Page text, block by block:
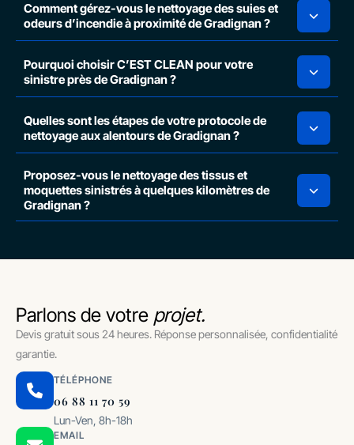
Comment gérez-vous le nettoyage des suies et
odeurs d’incendie à proximité de Gradignan ?
Pourquoi choisir C’EST CLEAN pour votre
sinistre près de Gradignan ?
Quelles sont les étapes de votre protocole de
nettoyage aux alentours de Gradignan ?
Proposez-vous le nettoyage des tissus et
moquettes sinistrés à quelques kilomètres de
Gradignan ?
Parlons de votre projet.
Devis gratuit sous 24 heures. Réponse personnalisée, confidentialité
garantie.
TÉLÉPHONE
06 88 11 70 59
Lun-Ven, 8h-18h
EMAIL